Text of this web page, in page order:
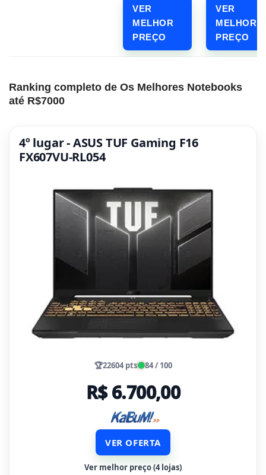
VER
MELHOR
PREÇO
VER
MELHOR
PREÇO
Ranking completo de Os Melhores Notebooks
até R$7000
4º lugar - ASUS TUF Gaming F16
FX607VU-RL054
🏆22604 pts 84 / 100
R$ 6.700,00
VER OFERTA
Ver melhor preço (4 lojas)